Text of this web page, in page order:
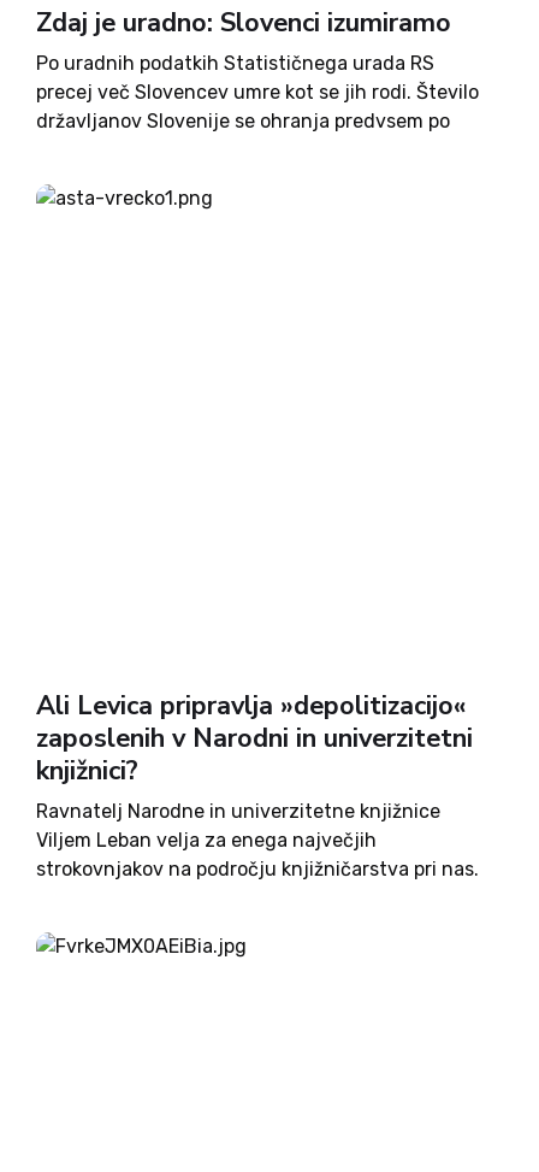
Zdaj je uradno: Slovenci izumiramo
Po uradnih podatkih Statističnega urada RS
precej več Slovencev umre kot se jih rodi. Število
državljanov Slovenije se ohranja predvsem po
povečuje. Prihajajo predvsem iz Bosne in
Hercegovine, Srbije in Kosova. Kljub zaskrbljujočim
Ali Levica pripravlja »depolitizacijo«
zaposlenih v Narodni in univerzitetni
knjižnici?
Ravnatelj Narodne in univerzitetne knjižnice
Viljem Leban velja za enega največjih
strokovnjakov na področju knjižničarstva pri nas.
Levice odločila, da ga je nujno treba zamenjati.
»Viljem Leban je več kot 20...